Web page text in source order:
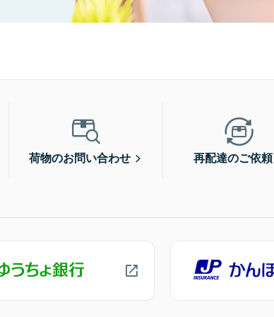
荷物のお問い合わせ 再配達のご依頼